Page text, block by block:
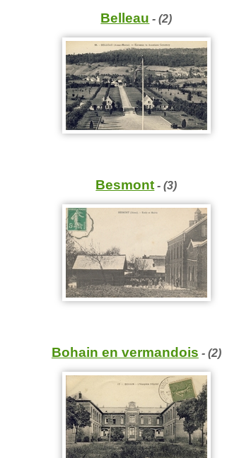
Belleau - (2)
Besmont - (3)
Bohain en vermandois - (2)